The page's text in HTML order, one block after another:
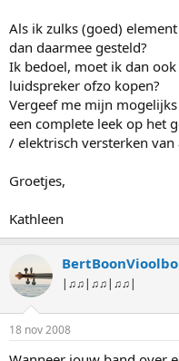
Als ik zulks (goed)
dan daarmee gesteld?
Ik bedoel, moet ik dan
luidspreker ofzo kopen?
Vergeef me mijn
een complete leek op het
/ elektrisch versterken
Groetjes,
Kathleen
|♫♫|♫♫|♫♫|
18 nov 2008